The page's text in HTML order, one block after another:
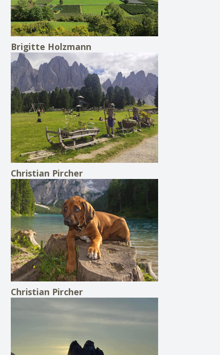
Brigitte Holzmann
Christian Pircher
Christian Pircher